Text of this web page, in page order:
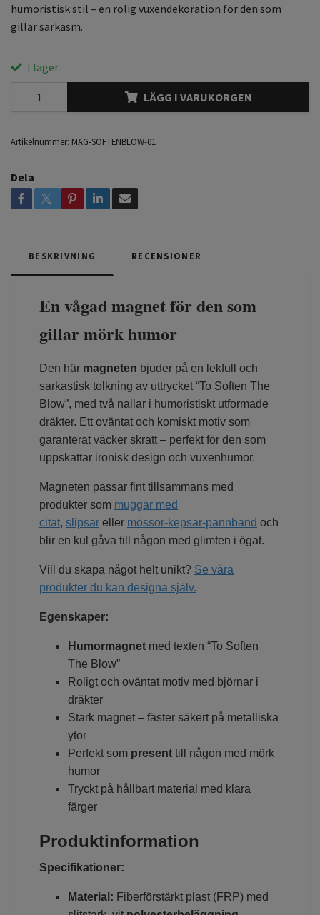
humoristisk stil – en rolig vuxendekoration för den som
gillar sarkasm.
I lager
LÄGG I VARUKORGEN
Artikelnummer: MAG-SOFTENBLOW-01
Dela
BESKRIVNING RECENSIONER
En vågad magnet för den som
gillar mörk humor
Den här magneten bjuder på en lekfull och
sarkastisk tolkning av uttrycket “To Soften The
Blow”, med två nallar i humoristiskt utformade
dräkter. Ett oväntat och komiskt motiv som
garanterat väcker skratt – perfekt för den som
uppskattar ironisk design och vuxenhumor.
Magneten passar fint tillsammans med
produkter som muggar med
citat, slipsar eller mössor-kepsar-pannband och
blir en kul gåva till någon med glimten i ögat.
Vill du skapa något helt unikt? Se våra
produkter du kan designa själv.
Egenskaper:
Humormagnet med texten “To Soften
The Blow”
Roligt och oväntat motiv med björnar i
dräkter
Stark magnet – fäster säkert på metalliska
ytor
Perfekt som present till någon med mörk
humor
Tryckt på hållbart material med klara
färger
Produktinformation
Specifikationer:
Material: Fiberförstärkt plast (FRP) med